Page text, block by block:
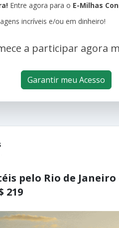
Entre agora para o E-Milhas
incríveis e/ou em dinheiro!
a participar agora
Garantir meu Acesso
pelo Rio de
219